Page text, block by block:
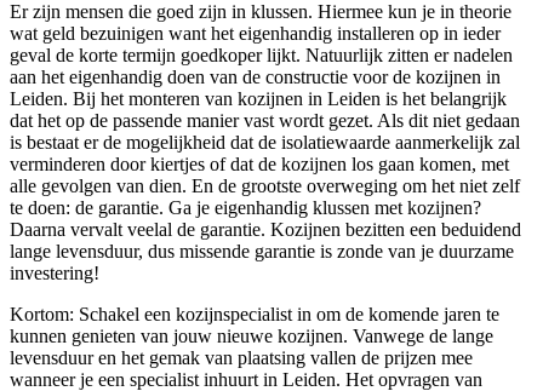
Er zijn mensen die goed zijn in klussen. Hiermee kun je in theorie
wat geld bezuinigen want het eigenhandig installeren op in ieder
geval de korte termijn goedkoper lijkt. Natuurlijk zitten er nadelen
aan het eigenhandig doen van de constructie voor de kozijnen in
Leiden. Bij het monteren van kozijnen in Leiden is het belangrijk
dat het op de passende manier vast wordt gezet. Als dit niet gedaan
is bestaat er de mogelijkheid dat de isolatiewaarde aanmerkelijk zal
verminderen door kiertjes of dat de kozijnen los gaan komen, met
alle gevolgen van dien. En de grootste overweging om het niet zelf
te doen: de garantie. Ga je eigenhandig klussen met kozijnen?
Daarna vervalt veelal de garantie. Kozijnen bezitten een beduidend
lange levensduur, dus missende garantie is zonde van je duurzame
investering!
Kortom: Schakel een kozijnspecialist in om de komende jaren te
kunnen genieten van jouw nieuwe kozijnen. Vanwege de lange
levensduur en het gemak van plaatsing vallen de prijzen mee
wanneer je een specialist inhuurt in Leiden. Het opvragen van